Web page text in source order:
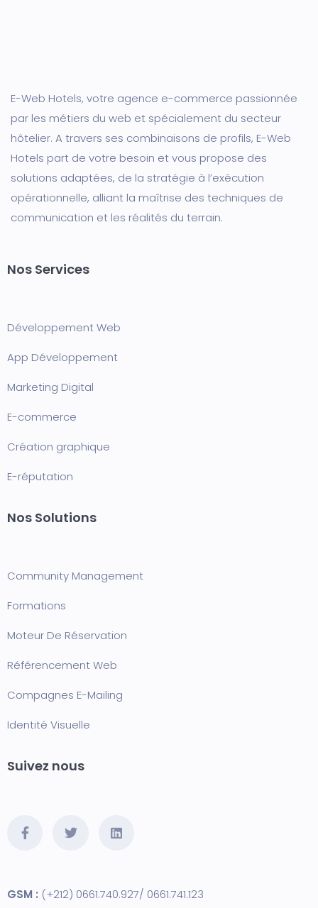
E-Web Hotels, votre agence e-commerce passionnée
par les métiers du web et spécialement du secteur
hôtelier. A travers ses combinaisons de profils, E-Web
Hotels part de votre besoin et vous propose des
solutions adaptées, de la stratégie à l’exécution
opérationnelle, alliant la maîtrise des techniques de
communication et les réalités du terrain.
Nos Services
Développement Web
App Développement
Marketing Digital
E-commerce
Création graphique
E-réputation
Nos Solutions
Community Management
Formations
Moteur De Réservation
Référencement Web
Compagnes E-Mailing
Identité Visuelle
Suivez nous
GSM : (+212) 0661.740.927/ 0661.741.123